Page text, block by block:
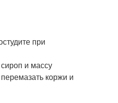
при
и массу
коржи и